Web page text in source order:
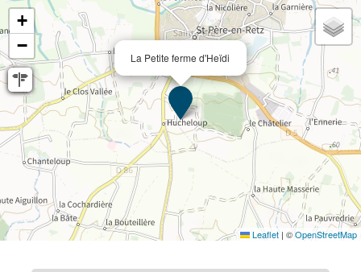
La Petite ferme d'Heïdi
+
−
Leaflet | ©OpenStreetMap